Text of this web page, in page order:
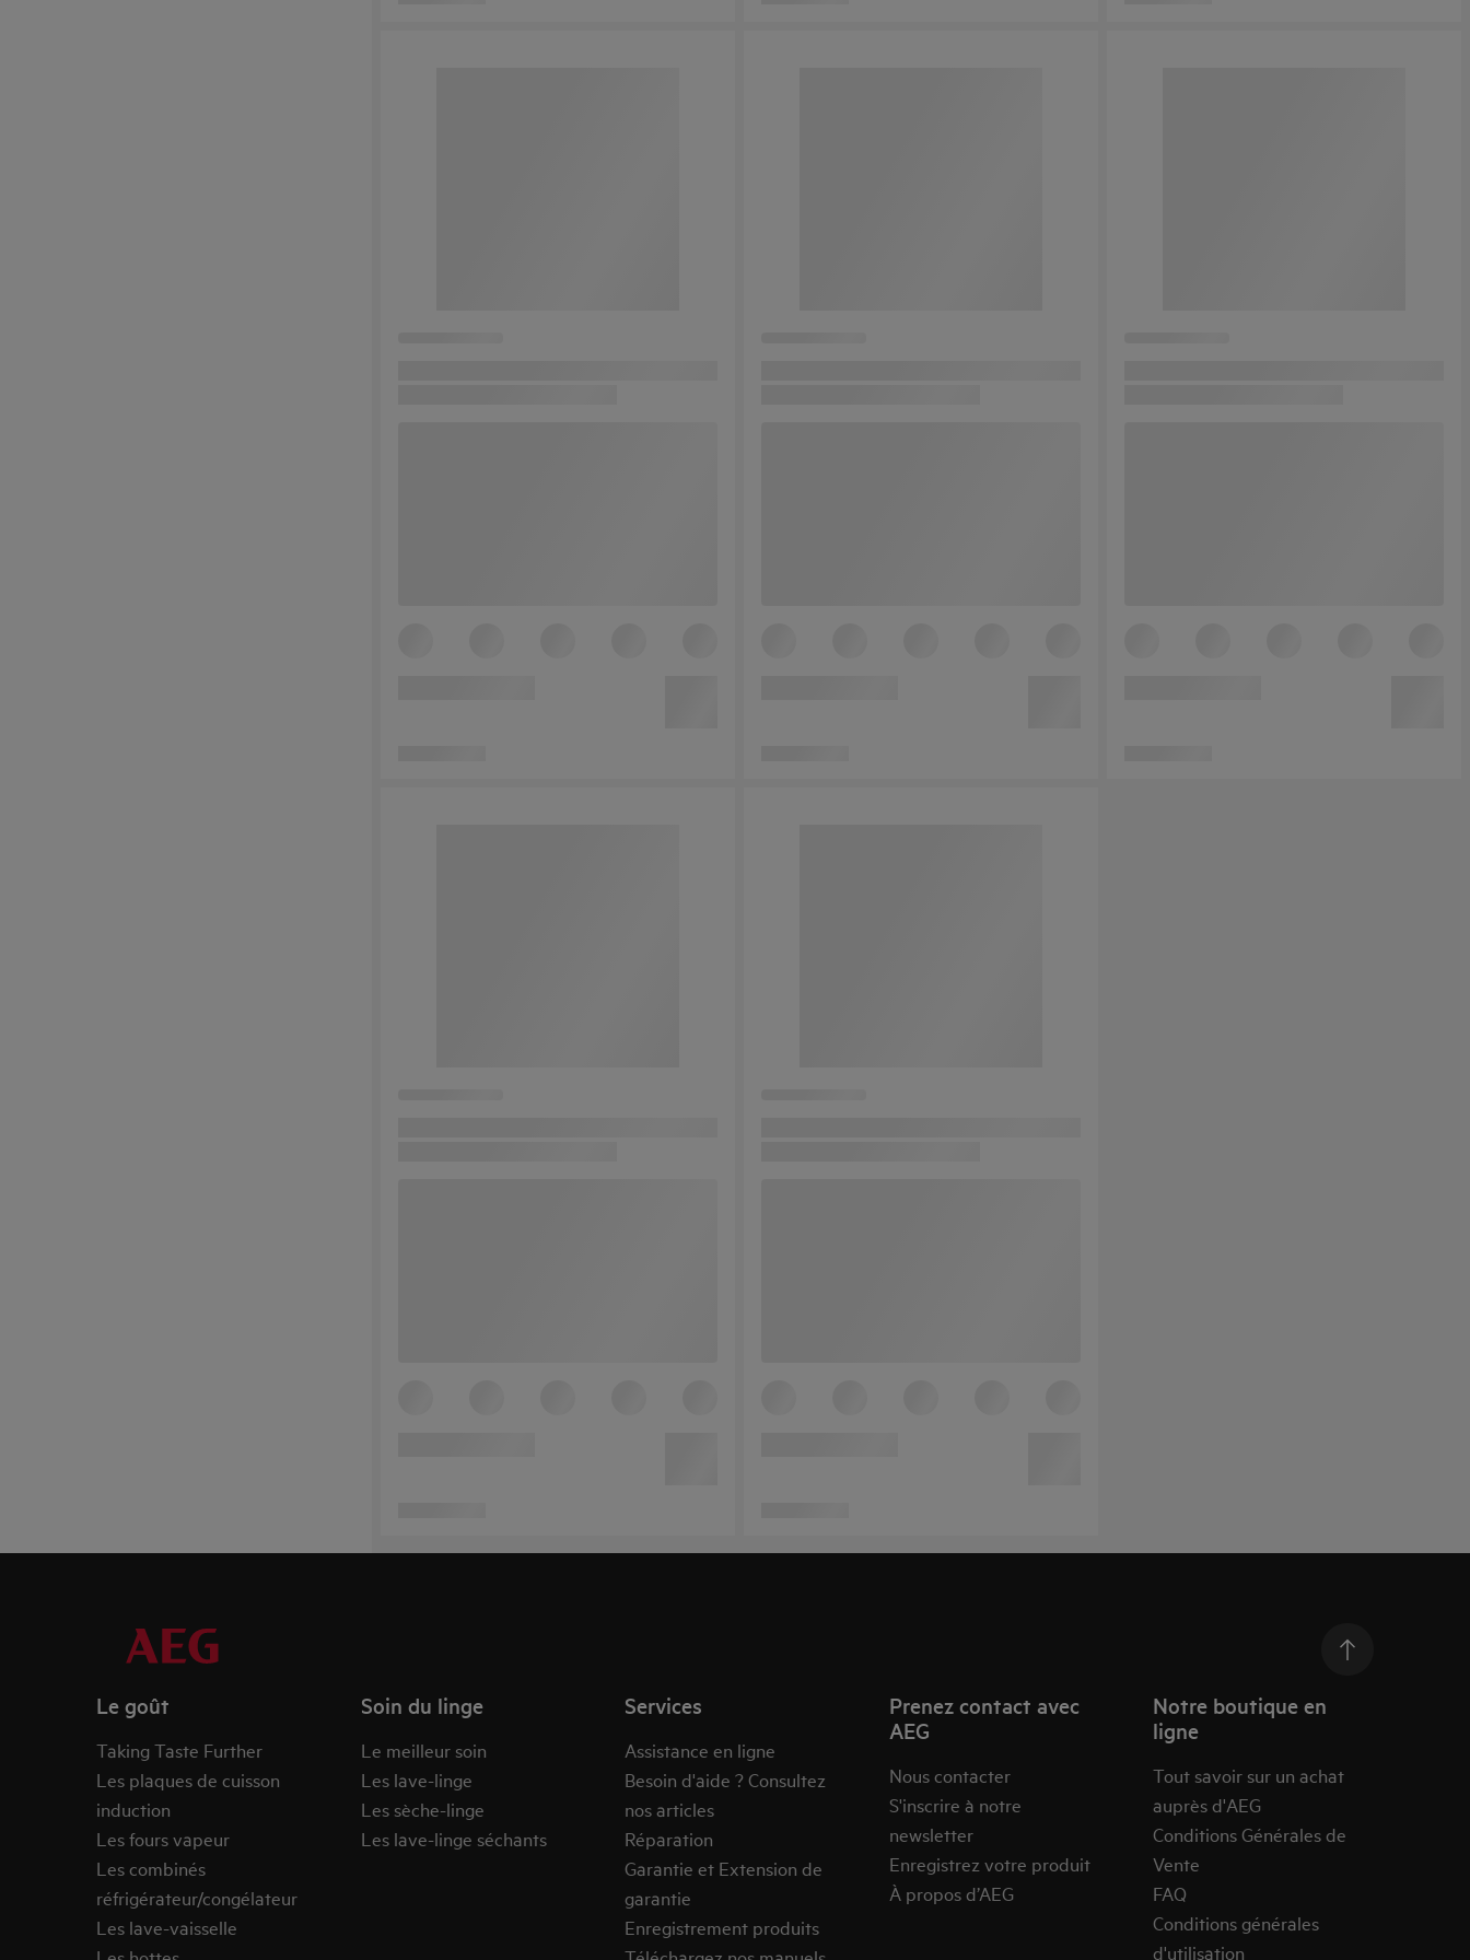
Le goût
Taking Taste Further
Les plaques de cuisson
induction
Les fours vapeur
Les combinés
réfrigérateur/congélateur
Les lave-vaisselle
Soin du linge
Le meilleur soin
Les lave-linge
Les sèche-linge
Les lave-linge séchants
Services
Assistance en ligne
Besoin d'aide ? Consultez
nos articles
Réparation
Garantie et Extension de
garantie
Enregistrement produits
Prenez contact avec
AEG
Nous contacter
S'inscrire à notre
newsletter
Enregistrez votre produit
À propos d’AEG
Notre boutique en
ligne
Tout savoir sur un achat
auprès d'AEG
Conditions Générales de
Vente
FAQ
Conditions générales
d'utilisation